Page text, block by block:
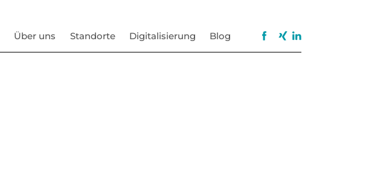
Über uns Standorte Digitalisierung Blog